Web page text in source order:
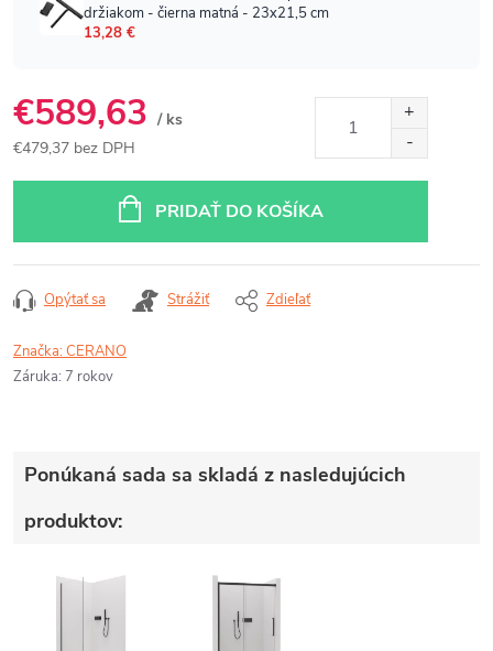
€589,63 / ks
€479,37 bez DPH
PRIDAŤ DO KOŠÍKA
Opýtať sa Strážiť Zdieľať
Značka:CERANO
Záruka: 7 rokov
Ponúkaná sada sa skladá z nasledujúcich
produktov: